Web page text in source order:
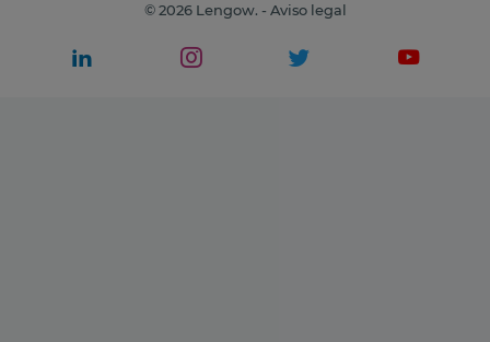
© 2026 Lengow. - Aviso legal